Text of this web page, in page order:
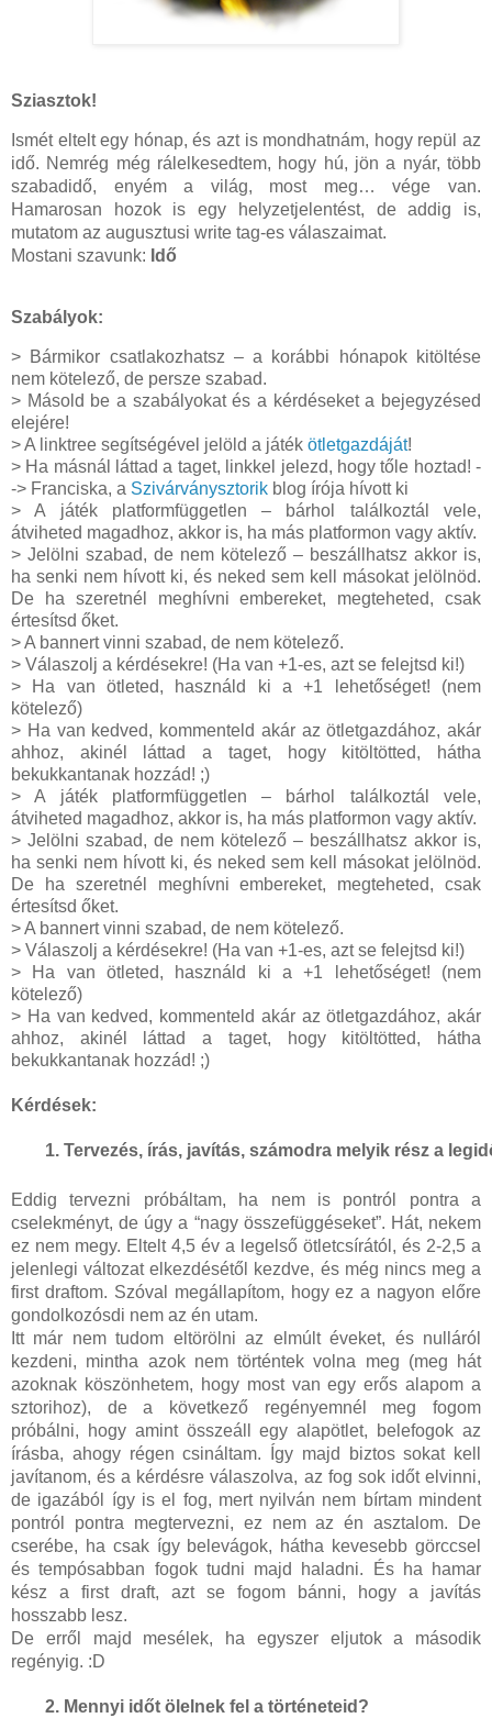
Sziasztok!
Ismét eltelt egy hónap, és azt is mondhatnám, hogy repül az
idő. Nemrég még rálelkesedtem, hogy hú, jön a nyár, több
szabadidő, enyém a világ, most meg… vége van.
Hamarosan hozok is egy helyzetjelentést, de addig is,
mutatom az augusztusi write tag-es válaszaimat.
Mostani szavunk: Idő
Szabályok:
> Bármikor csatlakozhatsz – a korábbi hónapok kitöltése
nem kötelező, de persze szabad.
> Másold be a szabályokat és a kérdéseket a bejegyzésed
elejére!
> A linktree segítségével jelöld a játék ötletgazdáját!
> Ha másnál láttad a taget, linkkel jelezd, hogy tőle hoztad! -
-> Franciska, a Szivárványsztorik blog írója hívott ki
> A játék platformfüggetlen – bárhol találkoztál vele,
átviheted magadhoz, akkor is, ha más platformon vagy aktív.
> Jelölni szabad, de nem kötelező – beszállhatsz akkor is,
ha senki nem hívott ki, és neked sem kell másokat jelölnöd.
De ha szeretnél meghívni embereket, megteheted, csak
értesítsd őket.
> A bannert vinni szabad, de nem kötelező.
> Válaszolj a kérdésekre! (Ha van +1-es, azt se felejtsd ki!)
> Ha van ötleted, használd ki a +1 lehetőséget! (nem
kötelező)
> Ha van kedved, kommenteld akár az ötletgazdához, akár
ahhoz, akinél láttad a taget, hogy kitöltötted, hátha
bekukkantanak hozzád! ;)
> A játék platformfüggetlen – bárhol találkoztál vele,
átviheted magadhoz, akkor is, ha más platformon vagy aktív.
> Jelölni szabad, de nem kötelező – beszállhatsz akkor is,
ha senki nem hívott ki, és neked sem kell másokat jelölnöd.
De ha szeretnél meghívni embereket, megteheted, csak
értesítsd őket.
> A bannert vinni szabad, de nem kötelező.
> Válaszolj a kérdésekre! (Ha van +1-es, azt se felejtsd ki!)
> Ha van ötleted, használd ki a +1 lehetőséget! (nem
kötelező)
> Ha van kedved, kommenteld akár az ötletgazdához, akár
ahhoz, akinél láttad a taget, hogy kitöltötted, hátha
bekukkantanak hozzád! ;)
Kérdések:
Tervezés, írás, javítás, számodra melyik rész a
Eddig tervezni próbáltam, ha nem is pontról pontra a
cselekményt, de úgy a “nagy összefüggéseket”. Hát, nekem
ez nem megy. Eltelt 4,5 év a legelső ötletcsírától, és 2-2,5 a
jelenlegi változat elkezdésétől kezdve, és még nincs meg a
first draftom. Szóval megállapítom, hogy ez a nagyon előre
gondolkozósdi nem az én utam.
Itt már nem tudom eltörölni az elmúlt éveket, és nulláról
kezdeni, mintha azok nem történtek volna meg (meg hát
azoknak köszönhetem, hogy most van egy erős alapom a
sztorihoz), de a következő regényemnél meg fogom
próbálni, hogy amint összeáll egy alapötlet, belefogok az
írásba, ahogy régen csináltam. Így majd biztos sokat kell
javítanom, és a kérdésre válaszolva, az fog sok időt elvinni,
de igazából így is el fog, mert nyilván nem bírtam mindent
pontról pontra megtervezni, ez nem az én asztalom. De
cserébe, ha csak így belevágok, hátha kevesebb görccsel
és tempósabban fogok tudni majd haladni. És ha hamar
kész a first draft, azt se fogom bánni, hogy a javítás
hosszabb lesz.
De erről majd mesélek, ha egyszer eljutok a második
regényig. :D
Mennyi időt ölelnek fel a történeteid?